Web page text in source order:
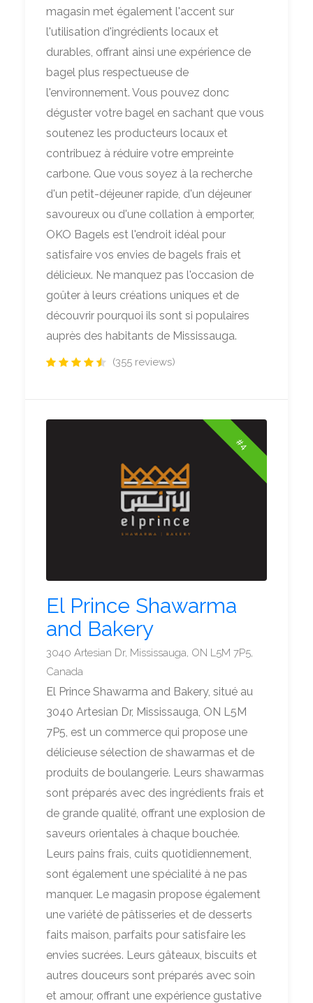
magasin met également l'accent sur
l'utilisation d'ingrédients locaux et
durables, offrant ainsi une expérience de
bagel plus respectueuse de
l'environnement. Vous pouvez donc
déguster votre bagel en sachant que vous
soutenez les producteurs locaux et
contribuez à réduire votre empreinte
carbone. Que vous soyez à la recherche
d'un petit-déjeuner rapide, d'un déjeuner
savoureux ou d'une collation à emporter,
OKO Bagels est l'endroit idéal pour
satisfaire vos envies de bagels frais et
délicieux. Ne manquez pas l'occasion de
goûter à leurs créations uniques et de
découvrir pourquoi ils sont si populaires
auprès des habitants de Mississauga.
(355 reviews)
#4
El Prince Shawarma
and Bakery
3040 Artesian Dr, Mississauga, ON L5M 7P5,
Canada
El Prince Shawarma and Bakery, situé au
3040 Artesian Dr, Mississauga, ON L5M
7P5, est un commerce qui propose une
délicieuse sélection de shawarmas et de
produits de boulangerie. Leurs shawarmas
sont préparés avec des ingrédients frais et
de grande qualité, offrant une explosion de
saveurs orientales à chaque bouchée.
Leurs pains frais, cuits quotidiennement,
sont également une spécialité à ne pas
manquer. Le magasin propose également
une variété de pâtisseries et de desserts
faits maison, parfaits pour satisfaire les
envies sucrées. Leurs gâteaux, biscuits et
autres douceurs sont préparés avec soin
et amour, offrant une expérience gustative